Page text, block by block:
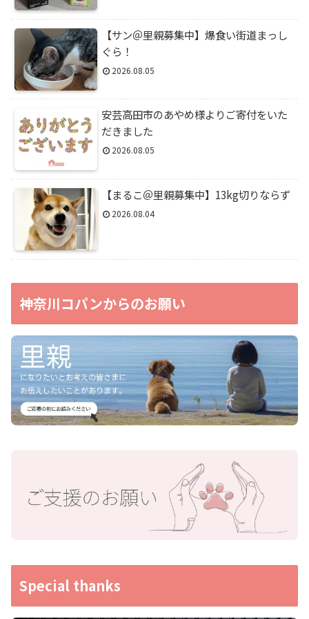
【サン＠里親募集中】爆食い街道まっし
ぐら！
2026.08.05
安芸高田市のあやめ様よりご寄付をいた
だきました
2026.08.05
【まるこ＠里親募集中】13kg切りならず
2026.08.04
神奈川コパンからのお願い
Special thanks